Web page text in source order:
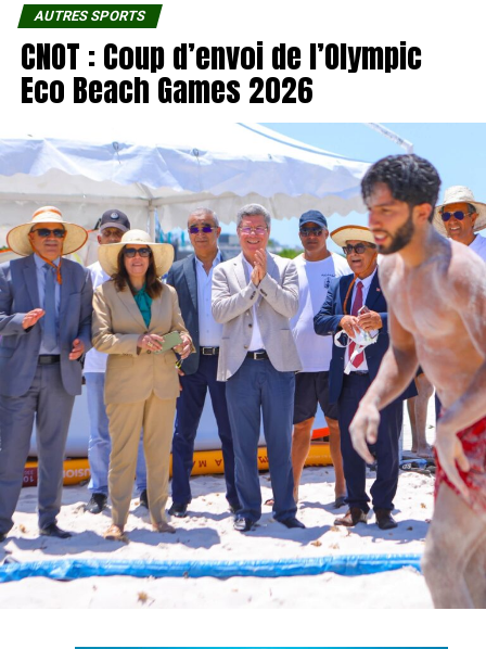
AUTRES SPORTS
CNOT : Coup d’envoi de l’Olympic
Eco Beach Games 2026